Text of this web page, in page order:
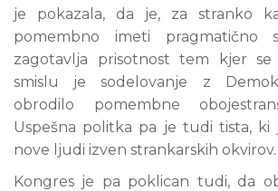
je pokazala, da je, za stranko
pomembno imeti pragmatično
zagotavlja prisotnost tem kjer
smislu je sodelovanje z
obrodilo pomembne
Uspešna politka pa je tudi tista, ki
nove ljudi izven strankarskih okvirov.
Kongres je pa poklican tudi, da